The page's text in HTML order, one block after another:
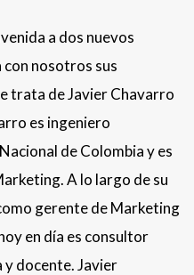
a dos nuevos
nosotros sus
trata de Javier Chavarro
es ingeniero
de Colombia y es
A lo largo de su
gerente de Marketing
en día es consultor
docente. Javier